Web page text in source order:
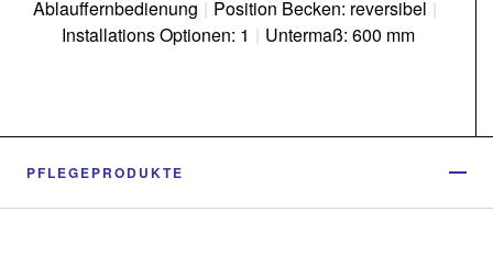
Ablauffernbedienung | Position Becken: reversibel |
Installations Optionen: 1 | Untermaß: 600 mm
PFLEGEPRODUKTE